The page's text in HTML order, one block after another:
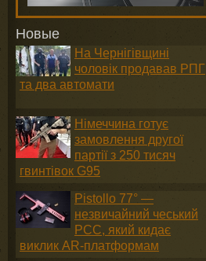
Новые
На Чернігівщині
чоловік продавав РПГ
та два автомати
Німеччина готує
замовлення другої
партії з 250 тисяч
гвинтівок G95
Pistollo 77° —
незвичайний чеський
PCC, який кидає
виклик AR-платформам